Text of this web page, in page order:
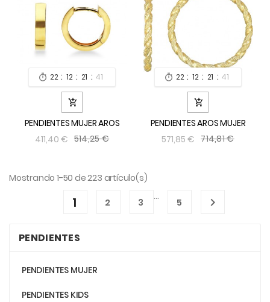
 22 : 12 : 21 : 39

PENDIENTES MUJER AROS
411,40 € 514,25 €
 22 : 12 : 21 : 39

PENDIENTES AROS MUJER
571,85 € 714,81 €
Mostrando 1-50 de 223 artículo(s)
1 2 3
…
5 
PENDIENTES
PENDIENTES MUJER
PENDIENTES KIDS